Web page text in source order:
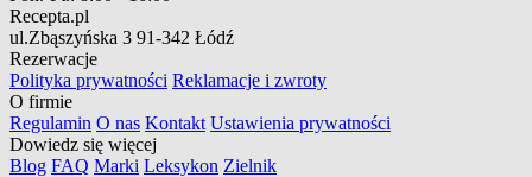
Recepta.pl
ul.Zbąszyńska 3 91-342 Łódź
Rezerwacje
Polityka prywatności Reklamacje i zwroty
O firmie
Regulamin O nas Kontakt Ustawienia prywatności
Dowiedz się więcej
Blog FAQ Marki Leksykon Zielnik